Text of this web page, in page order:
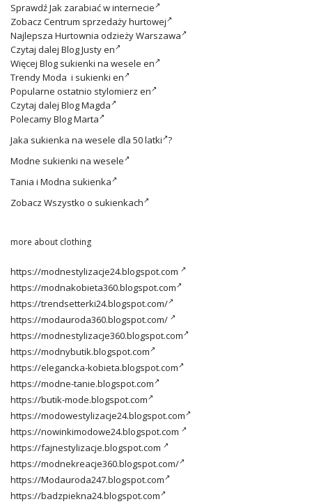
SprawdźJak zarabiać w internecie
Zobacz Centrum sprzedaży hurtowej
Najlepsza Hurtownia odzieży Warszawa
Czytaj dalej Blog Justy en
Więcej Blog sukienki na wesele en
TrendyModa i sukienki en
Popularne ostatnio stylomierz en
Czytaj dalej Blog Magda
PolecamyBlog Marta
Jaka sukienka na wesele dla 50 latki ?
Modne sukienki na wesele
Tania i Modna sukienka
Zobacz Wszystko o sukienkach
more about clothing
https://modnestylizacje24.blogspot.com
https://modnakobieta360.blogspot.com
https://trendsetterki24.blogspot.com/
https://modauroda360.blogspot.com/
https://modnestylizacje360.blogspot.com
https://modnybutik.blogspot.com
https://elegancka-kobieta.blogspot.com
https://modne-tanie.blogspot.com
https://butik-mode.blogspot.com
https://modowestylizacje24.blogspot.com
https://nowinkimodowe24.blogspot.com
https://fajnestylizacje.blogspot.com
https://modnekreacje360.blogspot.com/
https://Modauroda247.blogspot.com
https://badzpiekna24.blogspot.com